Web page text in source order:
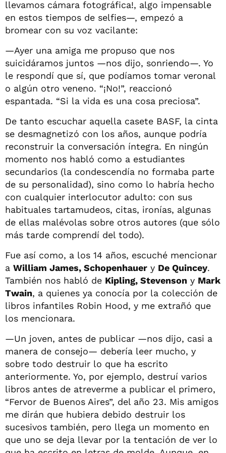
llevamos cámara fotográfica!, algo impensable
en estos tiempos de selfies—, empezó a
bromear con su voz vacilante:
—Ayer una amiga me propuso que nos
suicidáramos juntos —nos dijo, sonriendo—. Yo
le respondí que sí, que podíamos tomar veronal
o algún otro veneno. “¡No!”, reaccionó
espantada. “Si la vida es una cosa preciosa”.
De tanto escuchar aquella casete BASF, la cinta
se desmagnetizó con los años, aunque podría
reconstruir la conversación íntegra. En ningún
momento nos habló como a estudiantes
secundarios (la condescendía no formaba parte
de su personalidad), sino como lo habría hecho
con cualquier interlocutor adulto: con sus
habituales tartamudeos, citas, ironías, algunas
de ellas malévolas sobre otros autores (que sólo
más tarde comprendí del todo).
Fue así como, a los 14 años, escuché mencionar
a William James, Schopenhauer y De Quincey.
También nos habló de Kipling, Stevenson y Mark
Twain, a quienes ya conocía por la colección de
libros infantiles Robin Hood, y me extrañó que
los mencionara.
—Un joven, antes de publicar —nos dijo, casi a
manera de consejo— debería leer mucho, y
sobre todo destruir lo que ha escrito
anteriormente. Yo, por ejemplo, destruí varios
libros antes de atreverme a publicar el primero,
“Fervor de Buenos Aires”, del año 23. Mis amigos
me dirán que hubiera debido destruir los
sucesivos también, pero llega un momento en
que uno se deja llevar por la tentación de ver lo